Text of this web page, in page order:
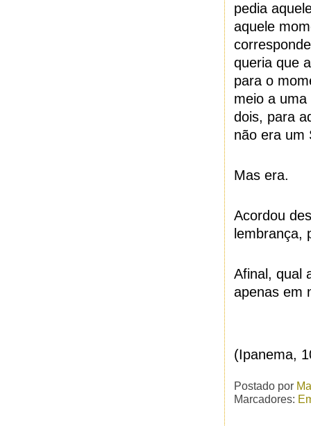
pedia
aquele
queria que
para o
meio a
dois, para
não era um
Mas era.
Acordou
lembrança,
Afinal, qual
apenas em
(Ipanema,
Postado por
Marcadores: